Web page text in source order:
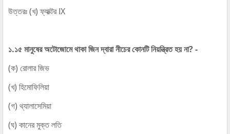
উত্তরঃ (খ) ফ্যাক্টর IX
১.১৫ মানুষের অটোজোমে থাকা জিন দ্বারা নীচের কোনটি নিয়ন্ত্রিত হয় না? -
(ক) রোলার জিভ
(খ) হিমোফিলিয়া
(গ) থ্যালাসেমিয়া
(ঘ) কানের মুক্ত লতি